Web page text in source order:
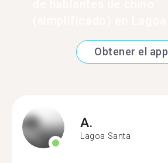
Obtener el app
A.
Lagoa Santa